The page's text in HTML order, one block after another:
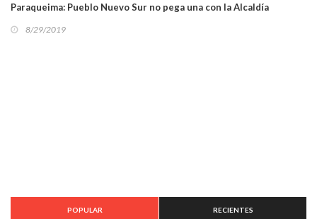
Paraqueima: Pueblo Nuevo Sur no pega una con la Alcaldía
8/29/2019
POPULAR RECIENTES